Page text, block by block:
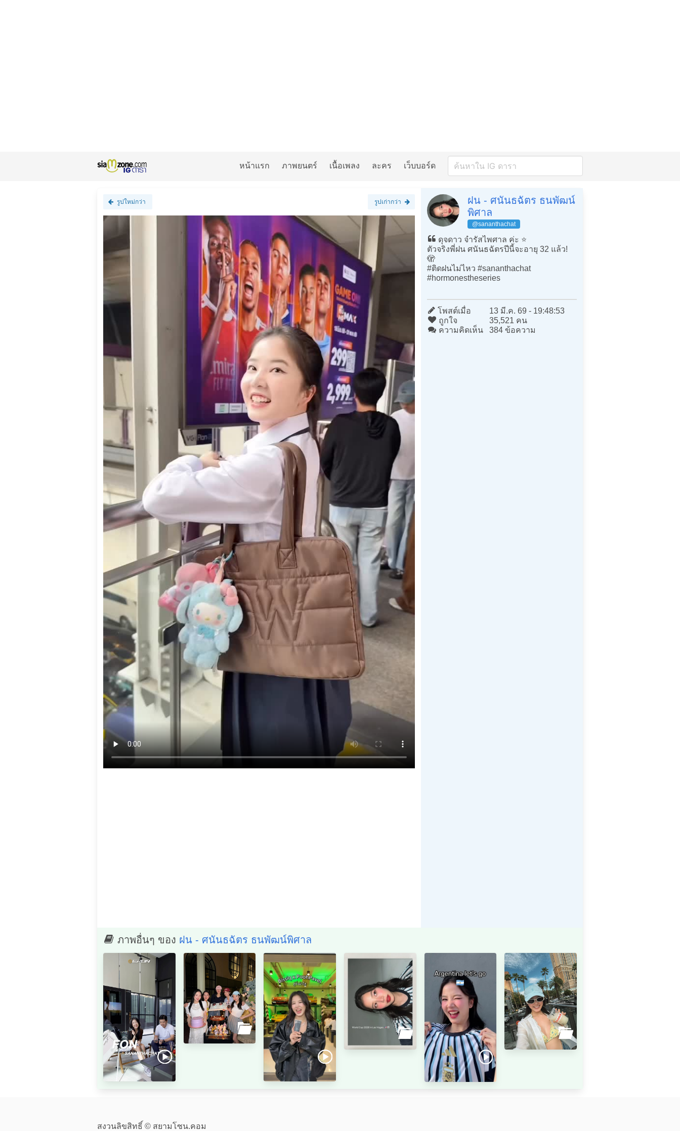
หน้าแรก ภาพยนตร์ เนื้อเพลง ละคร เว็บบอร์ด
รูปใหม่กว่า รูปเก่ากว่า
ฝน - ศนันธฉัตร ธนพัฒน์
พิศาล
@sananthachat
ดุจดาว จำรัสไพศาล ค่ะ ⭐️
ตัวจริงพี่ฝน ศนันธฉัตรปีนี้จะอายุ 32 แล้ว!
🫣
#ติดฝนไม่ไหว #sananthachat
#hormonestheseries
โพสต์เมื่อ
13 มี.ค. 69 - 19:48:53
ถูกใจ
35,521 คน
ความคิดเห็น
384 ข้อความ
ภาพอื่นๆ ของ ฝน - ศนันธฉัตร ธนพัฒน์พิศาล
สงวนลิขสิทธิ์ © สยามโซน.คอม